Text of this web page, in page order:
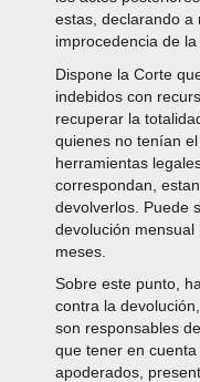
estas, declarando a
improcedencia de
Dispone la Corte
indebidos con
recuperar la
quienes no tenían
herramientas
correspondan,
devolverlos. Puede
devolución
meses.
Sobre este punto,
contra la
son responsables
que tener en
apoderados,